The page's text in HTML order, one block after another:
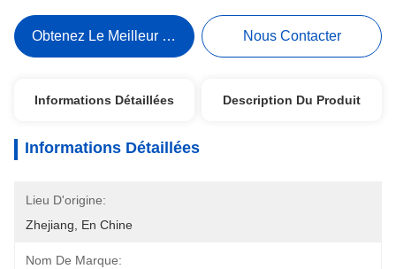
Obtenez Le Meilleur Prix Nous Contacter
Informations Détaillées Description Du Produit
Informations Détaillées
Lieu D'origine:
Zhejiang, En Chine
Nom De Marque: